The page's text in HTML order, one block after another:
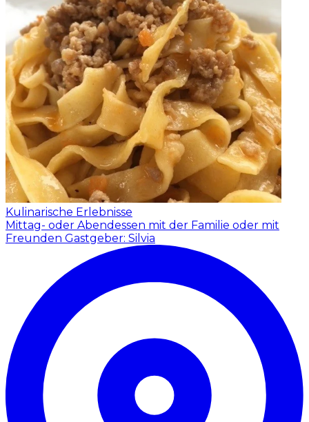
Kulinarische Erlebnisse
Mittag- oder Abendessen mit der Familie oder mit
Freunden Gastgeber: Silvia